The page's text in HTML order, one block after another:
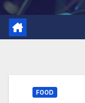
FOOD